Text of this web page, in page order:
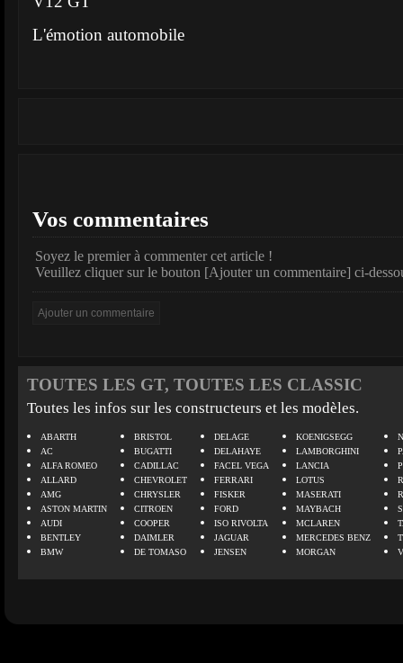
L'émotion automobile
Vos commentaires
Soyez le premier à commenter cet article !
Veuillez cliquer sur le bouton [Ajouter un commentaire] ci-
TOUTES LES GT, TOUTES LES CLASSIC
Toutes les infos sur les constructeurs et les modèles.
ABARTH
AC
ALFA ROMEO
ALLARD
AMG
ASTON MARTIN
AUDI
BENTLEY
BMW
BRISTOL
BUGATTI
CADILLAC
CHEVROLET
CHRYSLER
CITROEN
COOPER
DAIMLER
DE TOMASO
DELAGE
DELAHAYE
FACEL VEGA
FERRARI
FISKER
FORD
ISO RIVOLTA
JAGUAR
JENSEN
KOENIGSEGG
LAMBORGHINI
LANCIA
LOTUS
MASERATI
MAYBACH
MCLAREN
MERCEDES BENZ
MORGAN